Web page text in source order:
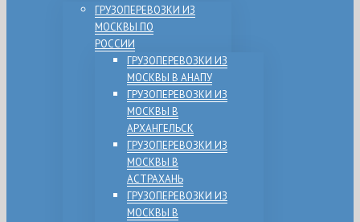
ГРУЗОПЕРЕВОЗКИ ИЗ
МОСКВЫ ПО
РОССИИ
ГРУЗОПЕРЕВОЗКИ ИЗ
МОСКВЫ В АНАПУ
ГРУЗОПЕРЕВОЗКИ ИЗ
МОСКВЫ В
АРХАНГЕЛЬСК
ГРУЗОПЕРЕВОЗКИ ИЗ
МОСКВЫ В
АСТРАХАНЬ
ГРУЗОПЕРЕВОЗКИ ИЗ
МОСКВЫ В